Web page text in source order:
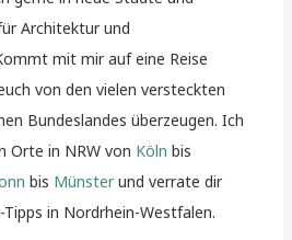
Architektur und
mit mir auf eine Reise
von den vielen versteckten
Bundeslandes überzeugen. Ich
Orte in NRW von Köln bis
bis Münsterund verrate dir
in Nordrhein-Westfalen.